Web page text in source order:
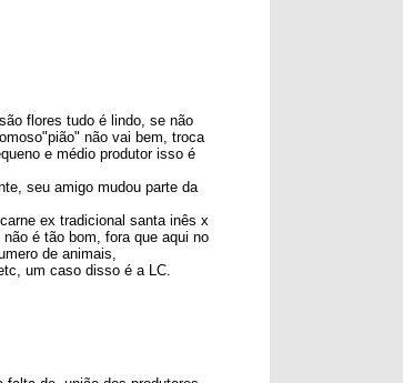
flores tudo é lindo, se não
não vai bem, troca
e médio produtor isso é
seu amigo mudou parte da
ex tradicional santa inês x
é tão bom, fora que aqui no
de animais,
um caso disso é a LC.